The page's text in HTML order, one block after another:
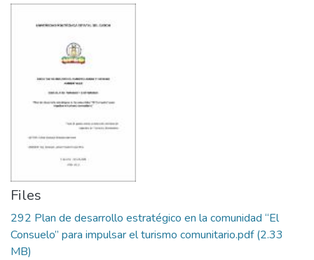
Files
292 Plan de desarrollo estratégico en la comunidad “El
Consuelo” para impulsar el turismo comunitario.pdf(2.33
MB)